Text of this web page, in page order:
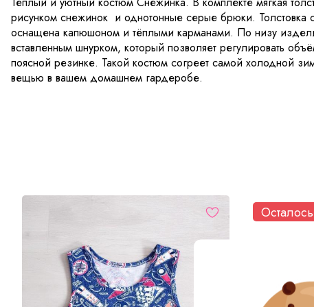
рисунком снежинок и однотонные серые брюки. Толстовка
оснащена капюшоном и тёплыми карманами. По низу
вставленным шнурком, который позволяет регулировать
поясной резинке. Такой костюм согреет самой холодной
вещью в вашем домашнем гардеробе.